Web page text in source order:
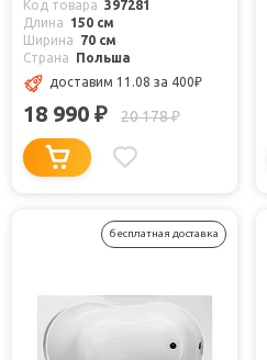
Код товара 397281
Длина
150 см
Ширина
70 см
Страна
Польша
доставим 11.08 за 400₽
18 990 ₽ 20 178₽
бесплатная доставка